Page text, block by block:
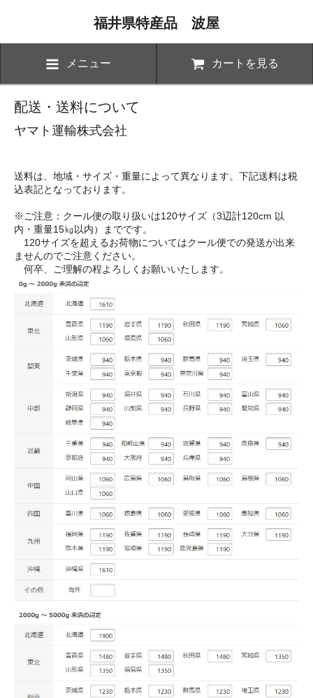
福井県特産品 波屋
メニュー カートを見る
配送・送料について
ヤマト運輸株式会社
送料は、地域・サイズ・重量によって異なります。下記送料は税
込表記となっております。
※ご注意：クール便の取り扱いは120サイズ（3辺計120cm 以
内・重量15㎏以内）までです。
120サイズを超えるお荷物についてはクール便での発送が出来
ませんのでご注意ください。
何卒、ご理解の程よろしくお願いいたします。